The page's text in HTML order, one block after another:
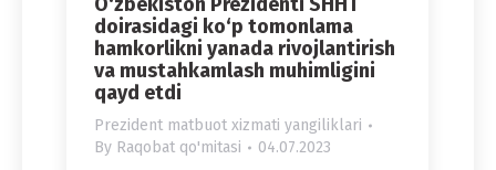
doirasidagi ko‘p tomonlama
hamkorlikni yanada rivojlantirish
va mustahkamlash muhimligini
qayd etdi
Prezident matbuot xizmati yangiliklari
By Raqobat qo'mitasi 04.07.2023